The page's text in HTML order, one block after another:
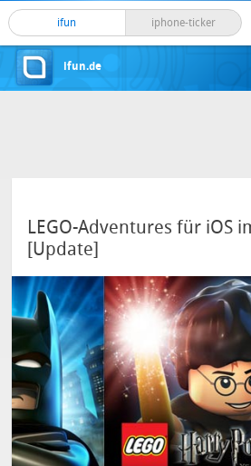
ifun iphone-ticker
ifun.de
LEGO-Adventures für iOS
[Update]